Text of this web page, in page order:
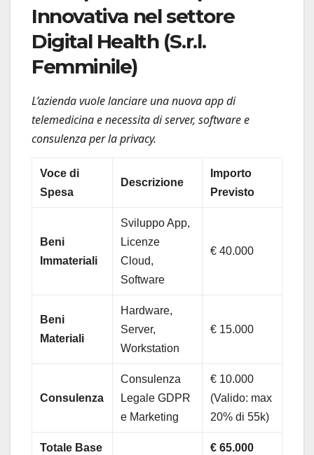
Innovativa nel settore
Digital Health (S.r.l.
Femminile)
L’azienda vuole lanciare una nuova app di
telemedicina e necessita di server, software e
consulenza per la privacy.
Voce di
Spesa
Descrizione
Importo
Previsto
Beni
Immateriali
Sviluppo App,
Licenze
Cloud,
Software
€ 40.000
Beni
Materiali
Hardware,
Server,
Workstation
€ 15.000
Consulenza
Consulenza
Legale GDPR
e Marketing
€ 10.000
(Valido: max
20% di 55k)
Totale Base € 65.000